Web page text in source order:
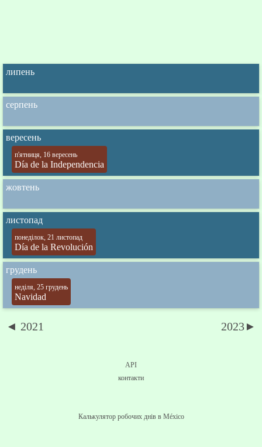
липень
серпень
вересень
п'ятниця, 16 вересень
Día de la Independencia
жовтень
листопад
понеділок, 21 листопад
Día de la Revolución
грудень
неділя, 25 грудень
Navidad
◄ 2021 2023►
API
контакти
Калькулятор робочих днів в México